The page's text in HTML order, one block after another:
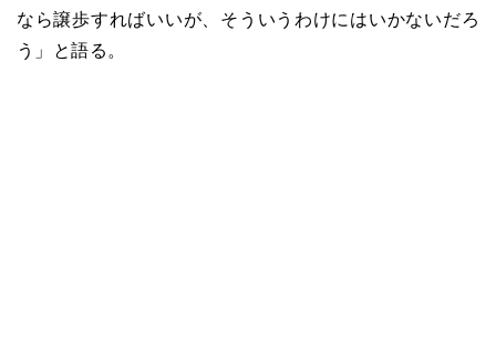
なら譲歩すればいいが、そういうわけにはいかないだろ
う」と語る。